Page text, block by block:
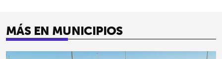
MÁS EN MUNICIPIOS